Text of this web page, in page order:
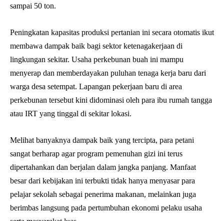
sampai 50 ton.
Peningkatan kapasitas produksi pertanian ini secara otomatis ikut
membawa dampak baik bagi sektor ketenagakerjaan di
lingkungan sekitar. Usaha perkebunan buah ini mampu
menyerap dan memberdayakan puluhan tenaga kerja baru dari
warga desa setempat. Lapangan pekerjaan baru di area
perkebunan tersebut kini didominasi oleh para ibu rumah tangga
atau IRT yang tinggal di sekitar lokasi.
Melihat banyaknya dampak baik yang tercipta, para petani
sangat berharap agar program pemenuhan gizi ini terus
dipertahankan dan berjalan dalam jangka panjang. Manfaat
besar dari kebijakan ini terbukti tidak hanya menyasar para
pelajar sekolah sebagai penerima makanan, melainkan juga
berimbas langsung pada pertumbuhan ekonomi pelaku usaha